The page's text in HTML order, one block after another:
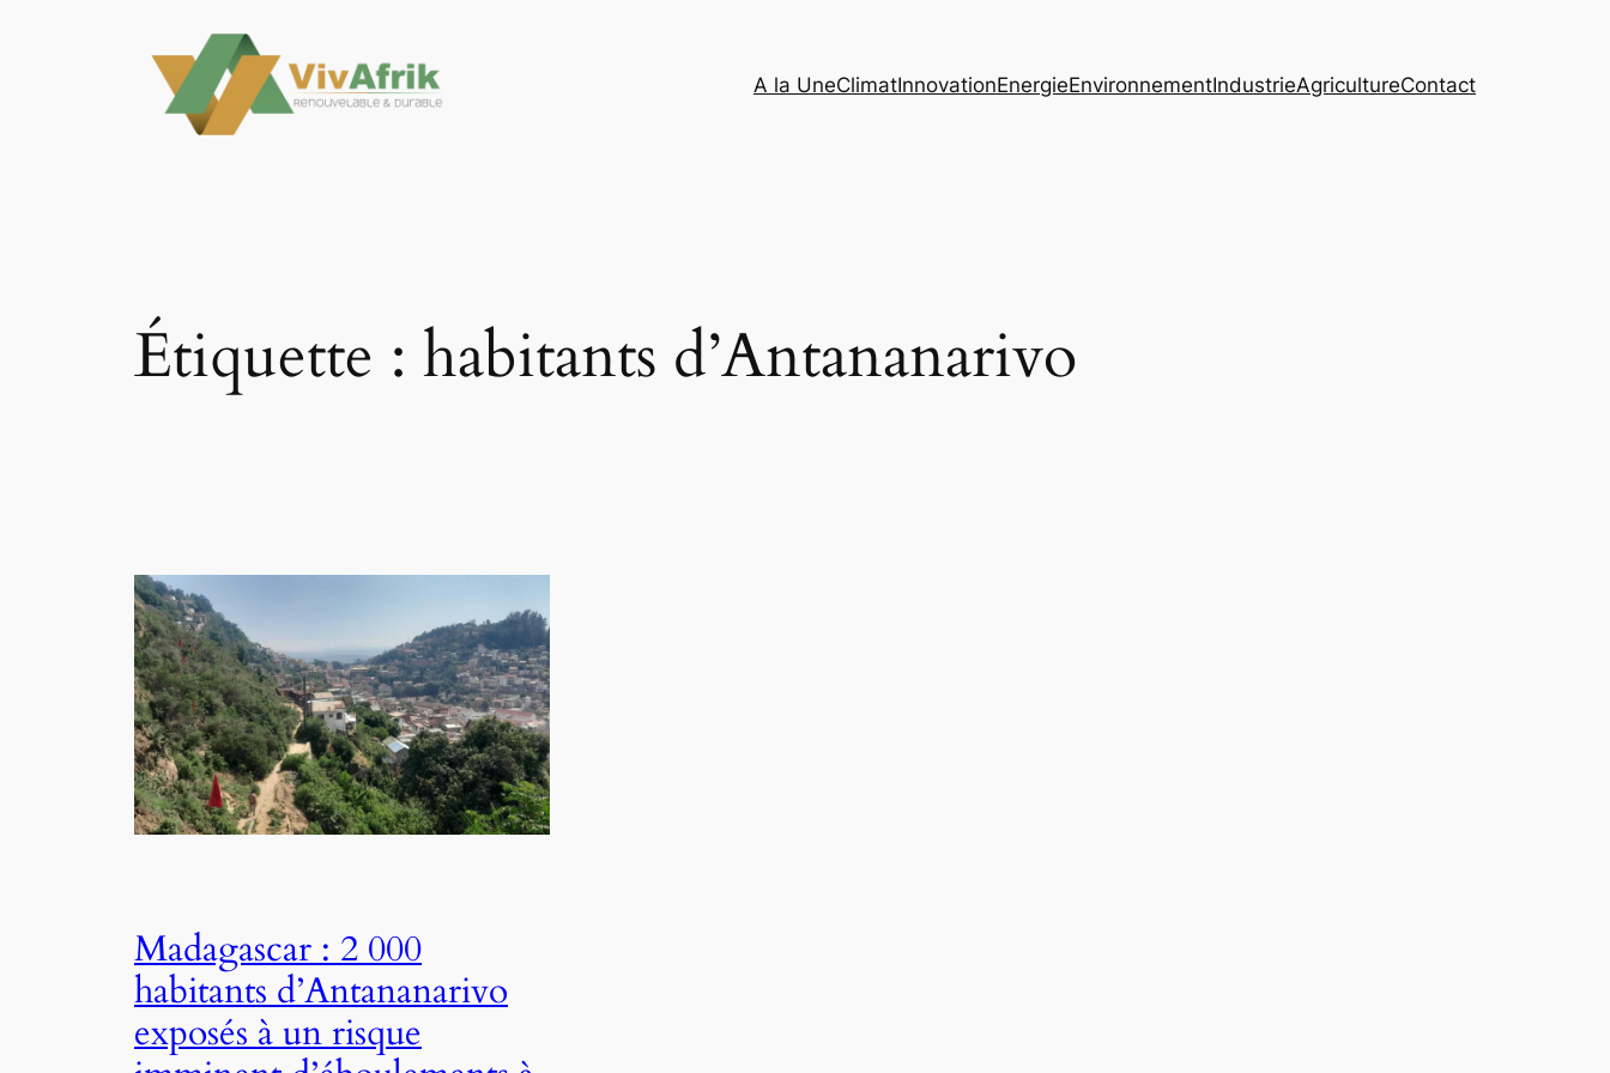
A la UneClimatInnovationEnergieEnvironnementIndustrieAgricultureContact
Étiquette : habitants d’Antananarivo
Madagascar : 2 000
habitants d’Antananarivo
exposés à un risque